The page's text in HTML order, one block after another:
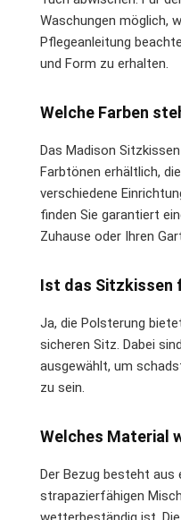
Waschungen möglich,
Pflegeanleitung
und Form zu erhalten.
Welche Farben
Das Madison
Farbtönen erhältlich,
verschiedene
finden Sie garantiert
Zuhause oder Ihren
Ist das Sitzkissen
Ja, die Polsterung
sicheren Sitz. Dabei
ausgewählt, um
zu sein.
Welches Material
Der Bezug besteht aus
strapazierfähigen